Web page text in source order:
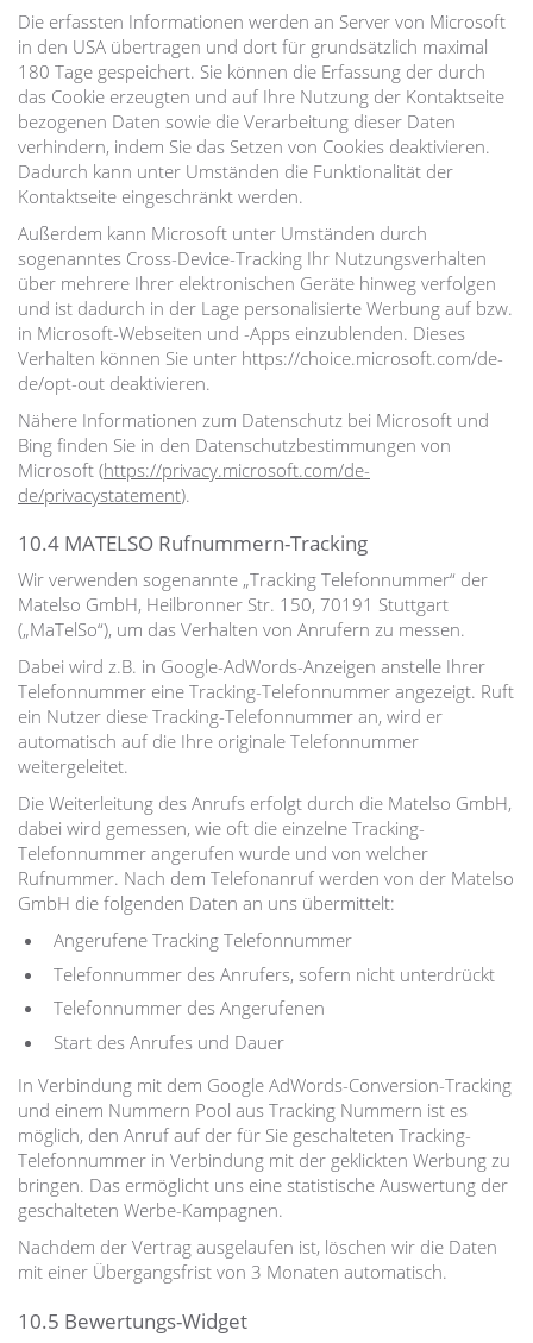
Die erfassten Informationen werden an Server von Microsoft
in den USA übertragen und dort für grundsätzlich maximal
180 Tage gespeichert. Sie können die Erfassung der durch
das Cookie erzeugten und auf Ihre Nutzung der Kontaktseite
bezogenen Daten sowie die Verarbeitung dieser Daten
verhindern, indem Sie das Setzen von Cookies deaktivieren.
Dadurch kann unter Umständen die Funktionalität der
Kontaktseite eingeschränkt werden.
Außerdem kann Microsoft unter Umständen durch
sogenanntes Cross-Device-Tracking Ihr Nutzungsverhalten
über mehrere Ihrer elektronischen Geräte hinweg verfolgen
und ist dadurch in der Lage personalisierte Werbung auf bzw.
in Microsoft-Webseiten und -Apps einzublenden. Dieses
Verhalten können Sie unter https://choice.microsoft.com/de-
de/opt-out deaktivieren.
Nähere Informationen zum Datenschutz bei Microsoft und
Bing finden Sie in den Datenschutzbestimmungen von
Microsoft (https://privacy.microsoft.com/de-
de/privacystatement).
10.4 MATELSO Rufnummern-Tracking
Wir verwenden sogenannte „Tracking Telefonnummer“ der
Matelso GmbH, Heilbronner Str. 150, 70191 Stuttgart
(„MaTelSo“), um das Verhalten von Anrufern zu messen.
Dabei wird z.B. in Google-AdWords-Anzeigen anstelle Ihrer
Telefonnummer eine Tracking-Telefonnummer angezeigt. Ruft
ein Nutzer diese Tracking-Telefonnummer an, wird er
automatisch auf die Ihre originale Telefonnummer
weitergeleitet.
Die Weiterleitung des Anrufs erfolgt durch die Matelso GmbH,
dabei wird gemessen, wie oft die einzelne Tracking-
Telefonnummer angerufen wurde und von welcher
Rufnummer. Nach dem Telefonanruf werden von der Matelso
GmbH die folgenden Daten an uns übermittelt:
Angerufene Tracking Telefonnummer
Telefonnummer des Anrufers, sofern nicht unterdrückt
Telefonnummer des Angerufenen
Start des Anrufes und Dauer
In Verbindung mit dem Google AdWords-Conversion-Tracking
und einem Nummern Pool aus Tracking Nummern ist es
möglich, den Anruf auf der für Sie geschalteten Tracking-
Telefonnummer in Verbindung mit der geklickten Werbung zu
bringen. Das ermöglicht uns eine statistische Auswertung der
geschalteten Werbe-Kampagnen.
Nachdem der Vertrag ausgelaufen ist, löschen wir die Daten
mit einer Übergangsfrist von 3 Monaten automatisch.
10.5 Bewertungs-Widget